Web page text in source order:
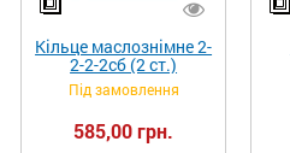
Кільце маслознімне 2-
2-2-2сб (2 ст.)
компресора ВП-20/8,
ВП-20/8М та ВП3-
20/9, ВП-3-20/9,
ВП-20/9
Під замовлення
585,00 грн.